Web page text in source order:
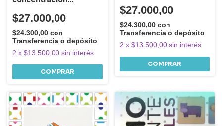
$27.000,00
$24.300,00 con
Transferencia o depósito
2 x $13.500,00 sin interés
$27.000,00
$24.300,00 con
Transferencia o depósito
2 x $13.500,00 sin interés